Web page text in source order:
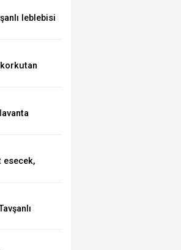
leblebisi
korkutan
esecek,